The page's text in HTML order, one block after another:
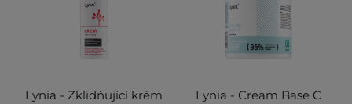
Lynia - Zklidňující krém
Lynia - Cream Base C